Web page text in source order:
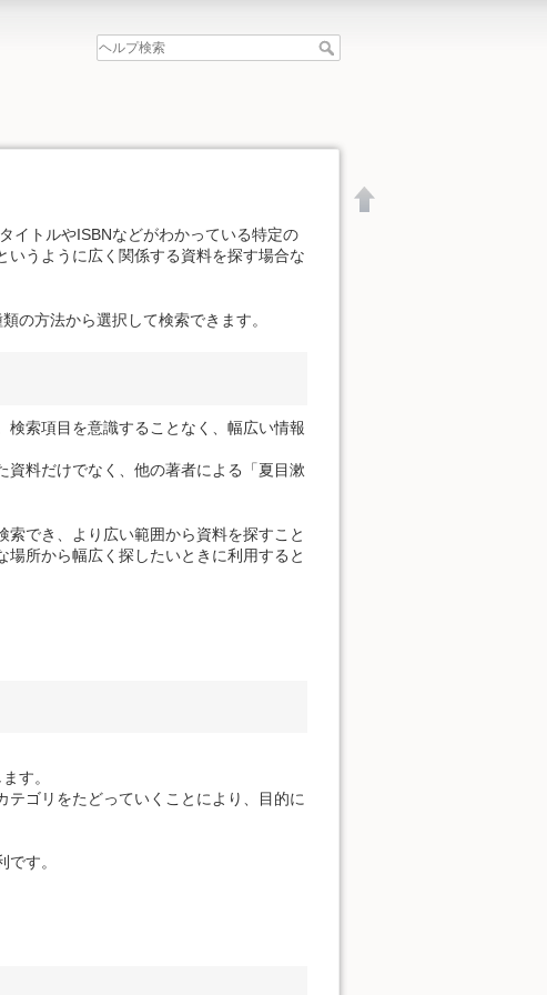
イトルやISBNなどがわかっている特定の
うように広く関係する資料を探す場合な
の方法から選択して検索できます。
索項目を意識することなく、幅広い情報
料だけでなく、他の著者による「夏目漱
でき、より広い範囲から資料を探すこと
所から幅広く探したいときに利用すると
す。
ゴリをたどっていくことにより、目的に
す。